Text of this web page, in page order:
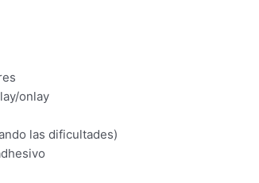
onlay
las dificultades)